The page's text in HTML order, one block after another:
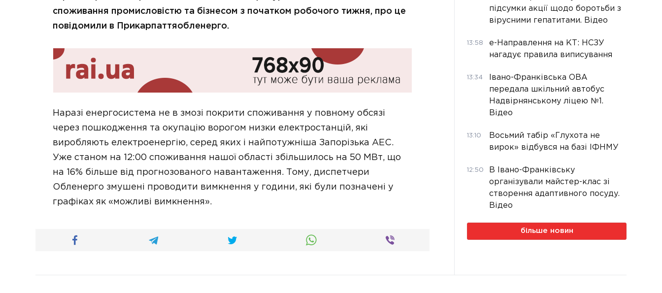
споживання промисловістю та бізнесом з початком робочого тижня, про це
повідомили в Прикарпаттяобленерго.
Наразі енергосистема не в змозі покрити споживання у повному обсязі
через пошкодження та окупацію ворогом низки електростанцій, які
виробляють електроенергію, серед яких і найпотужніша Запорізька АЕС.
Уже станом на 12:00 споживання нашої області збільшилось на 50 МВт, що
на 16% більше від прогнозованого навантаження. Тому, диспетчери
Обленерго змушені проводити вимкнення у години, які були позначені у
графіках як «можливі вимкнення».
підсумки акції щодо боротьби з
вірусними гепатитами. Відео
13:58
е-Направлення на КТ: НСЗУ
нагадує правила виписування
13:34
Івано-Франківська ОВА
передала шкільний автобус
Надвірнянському ліцею №1.
Відео
13:10
Восьмий табір «Глухота не
вирок» відбувся на базі ІФНМУ
12:50
В Івано-Франківську
організували майстер-клас зі
створення адаптивного посуду.
Відео
більше новин